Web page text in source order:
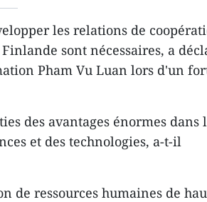
les relations de
sont nécessaires, a
Pham Vu Luan lors d'un
des avantages énormes dans
et des technologies, a-t-il
de ressources humaines de